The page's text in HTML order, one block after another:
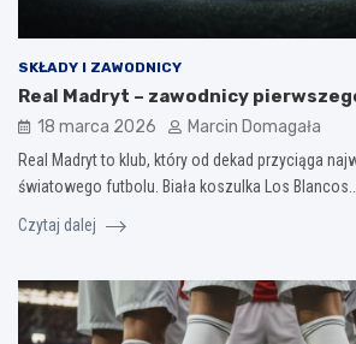
SKŁADY I ZAWODNICY
Real Madryt – zawodnicy
18 marca 2026 Marcin Domagała
Real Madryt to klub, który od dekad przyciąga
światowego futbolu. Biała koszulka Los Blancos…
Czytaj dalej